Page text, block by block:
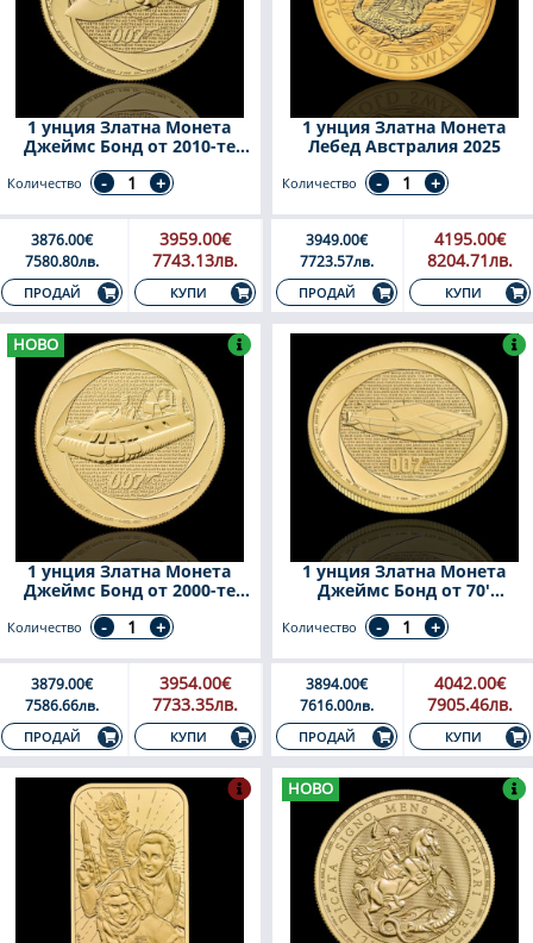
1 унция Златна Монета
Джеймс Бонд от 2010-те
Снежният Самолет от
„Спектър“ 2026
Количество
3876.00€
7580.80лв.
ПРОДАЙ
3959.00€
7743.13лв.
КУПИ
1 унция Златна Монета
Лебед Австралия 2025
Количество
3949.00€
7723.57лв.
ПРОДАЙ
4195.00€
8204.71лв.
КУПИ
НОВО
1 унция Златна Монета
Джеймс Бонд от 2000-те
Надуваемата Лодка 2025
Количество
3879.00€
7586.66лв.
ПРОДАЙ
3954.00€
7733.35лв.
КУПИ
1 унция Златна Монета
Джеймс Бонд от 70'
години- Мократа Нели 2024
Количество
3894.00€
7616.00лв.
ПРОДАЙ
4042.00€
7905.46лв.
КУПИ
НОВО